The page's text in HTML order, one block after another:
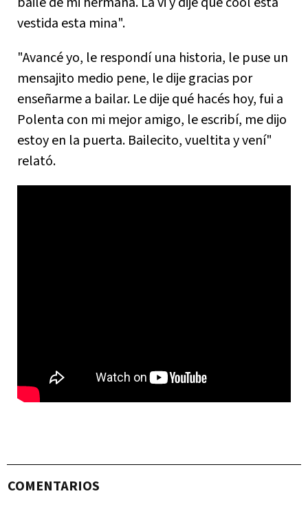
vestida esta mina".
"Avancé yo, le respondí una historia, le puse un
mensajito medio pene, le dije gracias por
enseñarme a bailar. Le dije qué hacés hoy, fui a
Polenta con mi mejor amigo, le escribí, me dijo
estoy en la puerta. Bailecito, vueltita y vení"
relató.
COMENTARIOS